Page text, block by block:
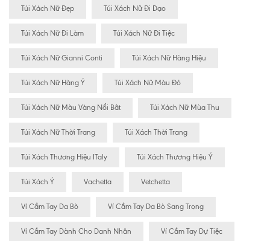
Túi Xách Nữ Đẹp Túi Xách Nữ Đi Dạo
Túi Xách Nữ Đi Làm Túi Xách Nữ Đi Tiệc
Túi Xách Nữ Gianni Conti Túi Xách Nữ Hàng Hiệu
Túi Xách Nữ Hàng Ý Túi Xách Nữ Màu Đỏ
Túi Xách Nữ Màu Vàng Nổi Bât Túi Xách Nữ Mùa Thu
Túi Xách Nữ Thời Trang Túi Xách Thời Trang
Túi Xách Thương Hiệu ITaly Túi Xách Thương Hiệu Ý
Túi Xách Ý Vachetta Vetchetta
Ví Cầm Tay Da Bò Ví Cầm Tay Da Bò Sang Trọng
Ví Cầm Tay Dành Cho Danh Nhân Ví Cầm Tay Dự Tiệc